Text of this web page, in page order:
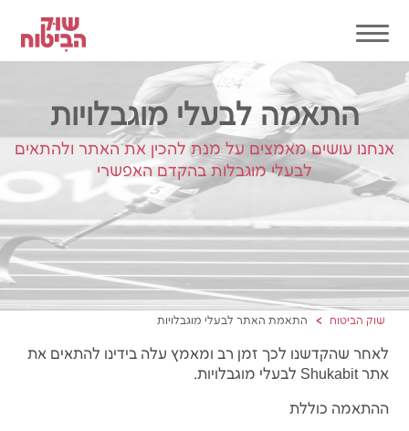
התאמה לבעלי מוגבלויות
אנחנו עושים מאמצים על מנת להכין את האתר ולהתאים
לבעלי מוגבלות בהקדם האפשרי
שוק הביטוח התאמת האתר לבעלי מוגבלויות
לאחר שהקדשנו לכך זמן רב ומאמץ עלה בידינו להתאים את
אתר Shukabit לבעלי מוגבלויות.
ההתאמה כוללת